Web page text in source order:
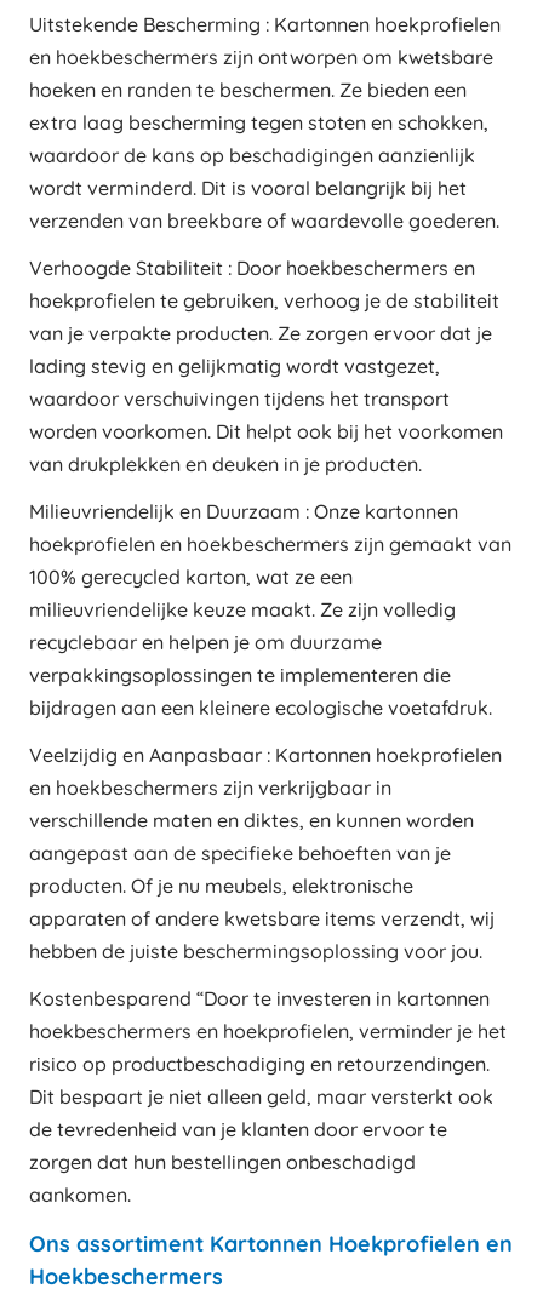
Uitstekende Bescherming : Kartonnen hoekprofielen
en hoekbeschermers zijn ontworpen om kwetsbare
hoeken en randen te beschermen. Ze bieden een
extra laag bescherming tegen stoten en schokken,
waardoor de kans op beschadigingen aanzienlijk
wordt verminderd. Dit is vooral belangrijk bij het
verzenden van breekbare of waardevolle goederen.
Verhoogde Stabiliteit : Door hoekbeschermers en
hoekprofielen te gebruiken, verhoog je de stabiliteit
van je verpakte producten. Ze zorgen ervoor dat je
lading stevig en gelijkmatig wordt vastgezet,
waardoor verschuivingen tijdens het transport
worden voorkomen. Dit helpt ook bij het voorkomen
van drukplekken en deuken in je producten.
Milieuvriendelijk en Duurzaam : Onze kartonnen
hoekprofielen en hoekbeschermers zijn gemaakt van
100% gerecycled karton, wat ze een
milieuvriendelijke keuze maakt. Ze zijn volledig
recyclebaar en helpen je om duurzame
verpakkingsoplossingen te implementeren die
bijdragen aan een kleinere ecologische voetafdruk.
Veelzijdig en Aanpasbaar : Kartonnen hoekprofielen
en hoekbeschermers zijn verkrijgbaar in
verschillende maten en diktes, en kunnen worden
aangepast aan de specifieke behoeften van je
producten. Of je nu meubels, elektronische
apparaten of andere kwetsbare items verzendt, wij
hebben de juiste beschermingsoplossing voor jou.
Kostenbesparend “Door te investeren in kartonnen
hoekbeschermers en hoekprofielen, verminder je het
risico op productbeschadiging en retourzendingen.
Dit bespaart je niet alleen geld, maar versterkt ook
de tevredenheid van je klanten door ervoor te
zorgen dat hun bestellingen onbeschadigd
aankomen.
Ons assortiment Kartonnen Hoekprofielen en
Hoekbeschermers